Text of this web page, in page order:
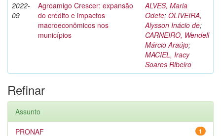
2022-
09
Agroamigo Crescer: expansão
do crédito e impactos
macroeconômicos nos
municípios
ALVES, Maria
Odete; OLIVEIRA,
Alysson Inácio de;
CARNEIRO, Wendell
Márcio Araújo;
MACIEL, Iracy
Soares Ribeiro
Refinar
Assunto
1
PRONAF